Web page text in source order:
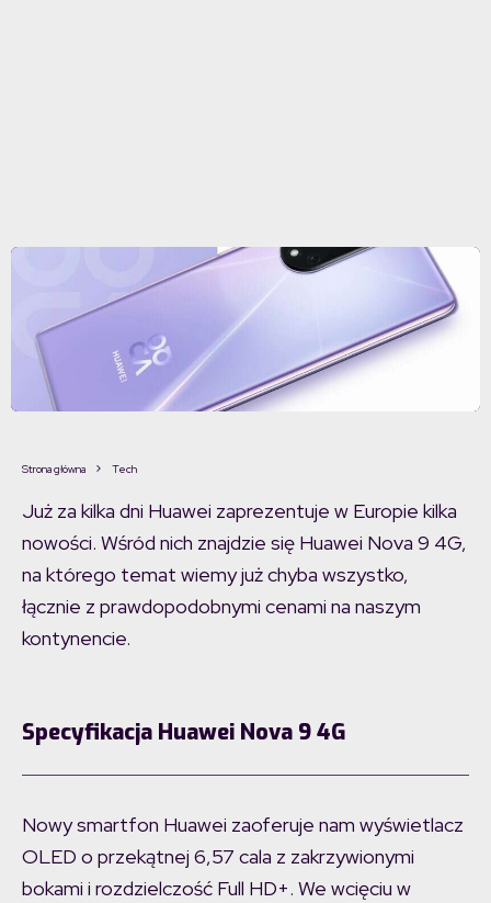
Strona główna Tech
Już za kilka dni Huawei zaprezentuje w Europie kilka
nowości. Wśród nich znajdzie się Huawei Nova 9 4G,
na którego temat wiemy już chyba wszystko,
łącznie z prawdopodobnymi cenami na naszym
kontynencie.
Specyfikacja Huawei Nova 9 4G
Nowy smartfon Huawei zaoferuje nam wyświetlacz
OLED o przekątnej 6,57 cala z zakrzywionymi
bokami i rozdzielczość Full HD+. We wcięciu w